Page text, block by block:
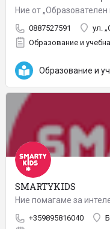
0887527591
ул.
Образование и
Образование и
SMARTYKIDS
+359895816040